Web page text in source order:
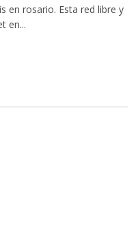
en rosario. Esta red libre y
en...